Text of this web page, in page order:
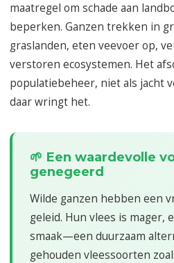
maatregel om schade aan
beperken. Ganzen trekken in
graslanden, eten veevoer op,
verstoren ecosystemen. Het
populatiebeheer, niet als jacht
daar wringt het.
🌱 Een waardevolle
genegeerd
Wilde ganzen hebben een
geleid. Hun vlees is mager,
smaak—een duurzaam
gehouden vleessoorten